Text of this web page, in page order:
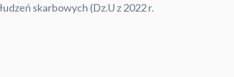
skarbowych (Dz.U z 2022 r.